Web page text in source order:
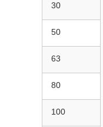
30
50
63
80
100